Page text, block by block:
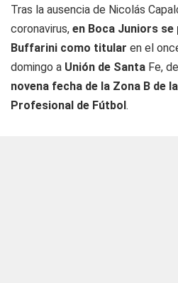
Tras la ausencia de Nicolás
coronavirus, en Boca Juniors
Buffarini como titular en el
domingo a Unión de Santa Fe,
novena fecha de la Zona B de
Profesional de Fútbol.